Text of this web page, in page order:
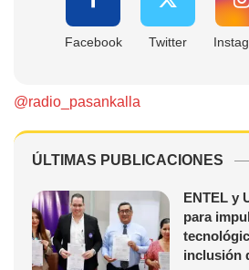
Facebook Twitter
@radio_pasankalla
ÚLTIMAS PUBLICACIONES
ENTEL y
para
inclusión